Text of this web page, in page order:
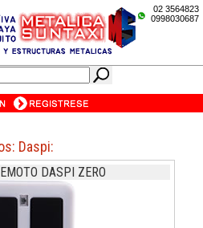
02 3564823
0998030687
Daspi:
DASPI ZERO